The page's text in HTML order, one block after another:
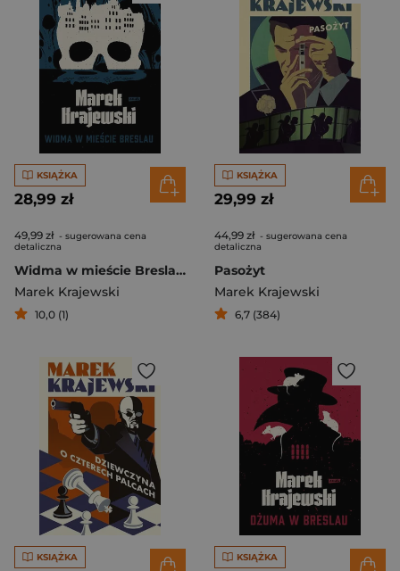
KSIĄŻKA
28,99 zł
49,99 zł - sugerowana cena
detaliczna
Widma w mieście Breslau [2025]
Marek Krajewski
10,0 (1)
KSIĄŻKA
29,99 zł
44,99 zł - sugerowana cena
detaliczna
Pasożyt
Marek Krajewski
6,7 (384)
KSIĄŻKA KSIĄŻKA